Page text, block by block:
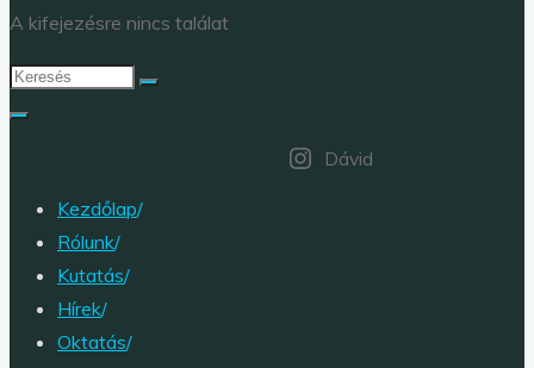
A kifejezésre nincs találat
Keresés:
Dávid
Kezdőlap/
Rólunk/
Kutatás/
Hírek/
Oktatás/